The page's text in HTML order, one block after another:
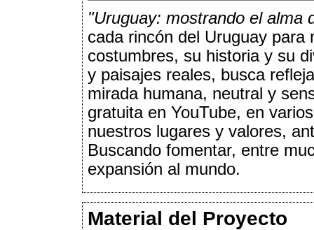
"Uruguay: mostrando el alma
cada rincón del Uruguay
costumbres, su historia y su
y paisajes reales, busca
mirada humana, neutral y
gratuita en YouTube, en
nuestros lugares y valores,
Buscando fomentar, entre
expansión al mundo.
Material del Proyecto